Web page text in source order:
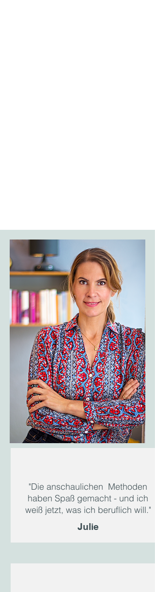
"Die anschaulichen Methoden
haben Spaß gemacht - und ich
weiß jetzt, was ich beruflich will."
Julie